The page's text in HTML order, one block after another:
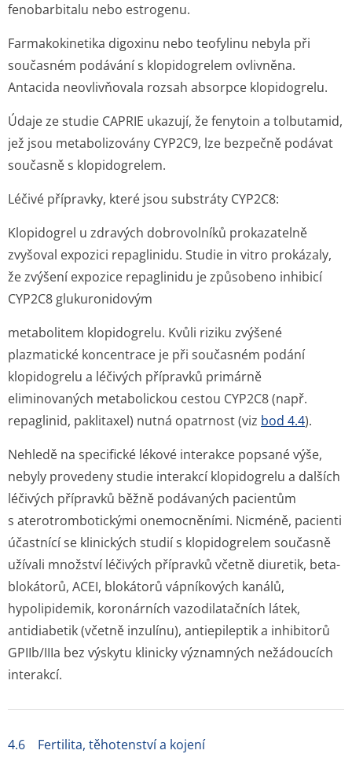
fenobarbitalu nebo estrogenu.
Farmakokinetika digoxinu nebo teofylinu nebyla při
současném podávání s klopidogrelem ovlivněna.
Antacida neovlivňovala rozsah absorpce klopidogrelu.
Údaje ze studie CAPRIE ukazují, že fenytoin a tolbutamid,
jež jsou metabolizovány CYP2C9, lze bezpečně podávat
současně s klopidogrelem.
Léčivé přípravky, které jsou substráty CYP2C8:
Klopidogrel u zdravých dobrovolníků prokazatelně
zvyšoval expozici repaglinidu. Studie in vitro prokázaly,
že zvýšení expozice repaglinidu je způsobeno inhibicí
CYP2C8 glukuronidovým
metabolitem klopidogrelu. Kvůli riziku zvýšené
plazmatické koncentrace je při současném podání
klopidogrelu a léčivých přípravků primárně
eliminovaných metabolickou cestou CYP2C8 (např.
repaglinid, paklitaxel) nutná opatrnost (viz bod 4.4).
Nehledě na specifické lékové interakce popsané výše,
nebyly provedeny studie interakcí klopidogrelu a dalších
léčivých přípravků běžně podávaných pacientům
s aterotrombo­tickými onemocněními. Nicméně, pacienti
účastnící se klinických studií s klopidogrelem současně
užívali množství léčivých přípravků včetně diuretik, beta-
blokátorů, ACEI, blokátorů vápníkových kanálů,
hypolipidemik, koronárních vazodilatačních látek,
antidiabetik (včetně inzulínu), antiepileptik a inhibitorů
GPIIb/IIIa bez výskytu klinicky významných nežádoucích
interakcí.
4.6 Fertilita, těhotenství a kojení